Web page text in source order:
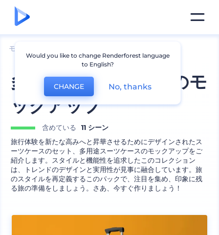
モックアップ
多用途スーツケースのモ
ックアップ
含めている
11 シーン
旅行体験を新たな高みへと昇華させるためにデザインされたス
ーツケースのセット、多用途スーツケースのモックアップをご
紹介します。スタイルと機能性を追求したこのコレクション
は、トレンドのデザインと実用性が見事に融合しています。旅
のスタイルを再定義するこのパックで、注目を集め、印象に残
る旅の準備をしましょう。さあ、今すぐ作りましょう！
Would you like to change Renderforest language
to English?
CHANGE No, thanks